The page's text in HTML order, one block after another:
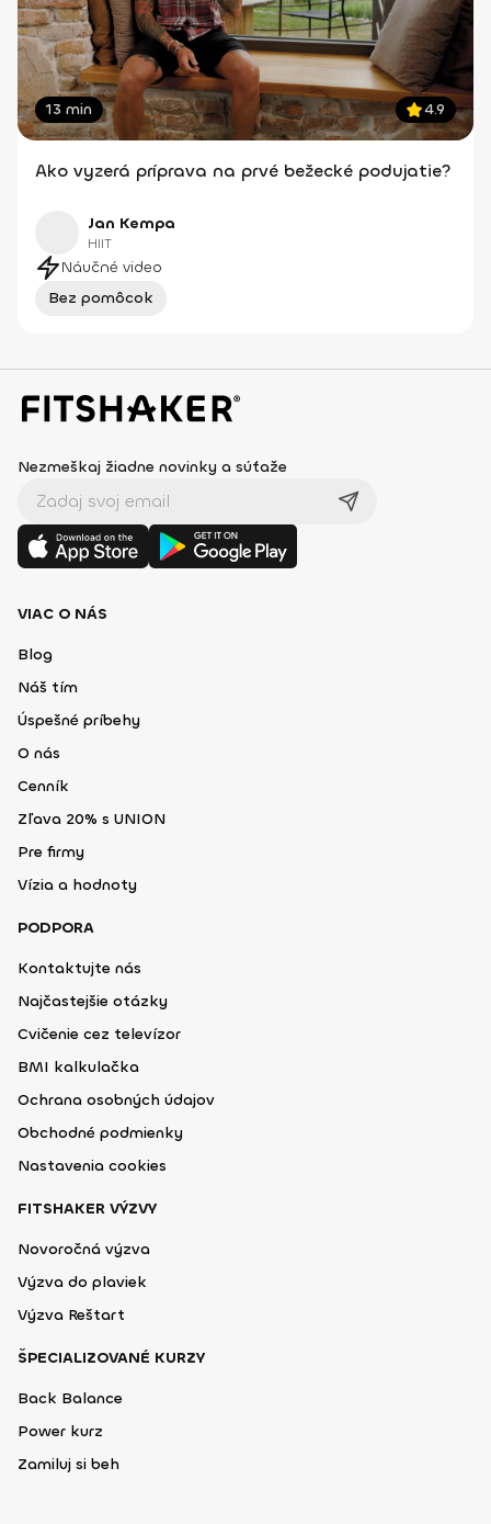
13 min 4.9
Ako vyzerá príprava na prvé bežecké podujatie?
Jan Kempa
HIIT
Náučné video
Bez pomôcok
Nezmeškaj žiadne novinky a súťaže
VIAC O NÁS
Blog
Náš tím
Úspešné príbehy
O nás
Cenník
Zľava 20% s UNION
Pre firmy
Vízia a hodnoty
PODPORA
Kontaktujte nás
Najčastejšie otázky
Cvičenie cez televízor
BMI kalkulačka
Ochrana osobných údajov
Obchodné podmienky
Nastavenia cookies
FITSHAKER VÝZVY
Novoročná výzva
Výzva do plaviek
Výzva Reštart
ŠPECIALIZOVANÉ KURZY
Back Balance
Power kurz
Zamiluj si beh